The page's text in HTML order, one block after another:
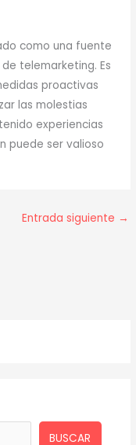
como una fuente
telemarketing. Es
proactivas
las molestias
experiencias
puede ser valioso
Entrada siguiente →
BUSCAR